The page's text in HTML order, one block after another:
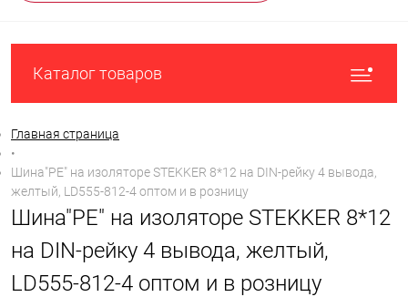
Каталог товаров
Главная страница
•
Шина"PE" на изоляторе STEKKER 8*12 на DIN-рейку 4 вывода,
желтый, LD555-812-4 оптом и в розницу
Шина"PE" на изоляторе STEKKER 8*12
на DIN-рейку 4 вывода, желтый,
LD555-812-4 оптом и в розницу